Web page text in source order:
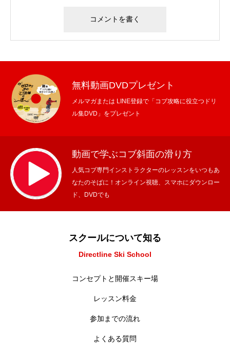
無料動画DVDプレゼント
メルマガまたは LINE登録で「コブ攻略に役立つドリ
ル集DVD」をプレゼント
動画で学ぶコブ斜面の滑り方
人気コブ専門インストラクターのレッスンをいつもあ
なたのそばに！オンライン視聴、スマホにダウンロー
ド、DVDでも
スクールについて知る
Directline Ski School
コンセプトと開催スキー場
レッスン料金
参加までの流れ
よくある質問